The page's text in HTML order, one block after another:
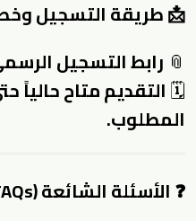
📩 طريقة التسجيل
📎 رابط التسجيل
🗓التقديم متاح حالياً
المطلوب.
❓ الأسئلة الشائعة (AEO-Ready FAQs)